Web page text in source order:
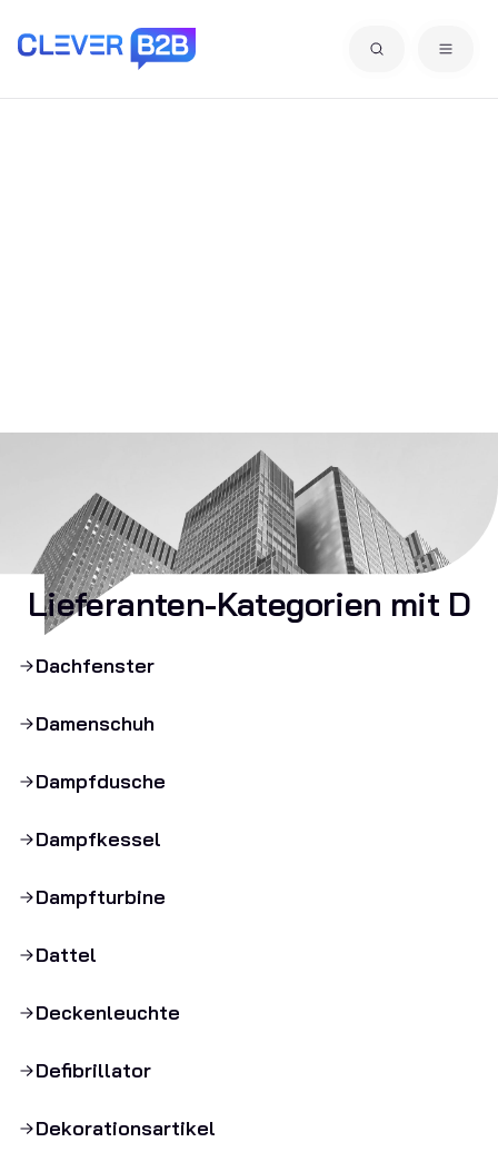
Lieferanten-Kategorien mit D
Dachfenster
Damenschuh
Dampfdusche
Dampfkessel
Dampfturbine
Dattel
Deckenleuchte
Defibrillator
Dekorationsartikel